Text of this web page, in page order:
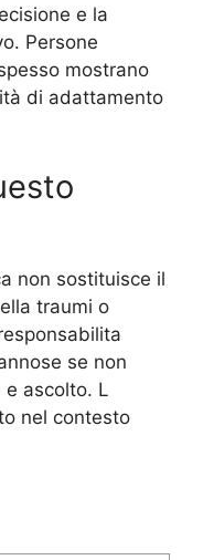
e la
Persone
mostrano
di adattamento
non sostituisce il
traumi o
se non
e ascolto. L
nel contesto